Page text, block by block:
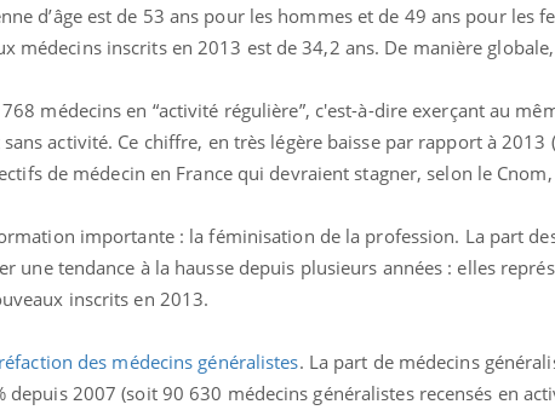
d’âge est de 53 ans pour les hommes et de 49 ans pour les
médecins inscrits en 2013 est de 34,2 ans. De manière
768 médecins en “activité régulière”, c'est-à-dire exerçant au
activité. Ce chiffre, en très légère baisse par rapport à 2013
de médecin en France qui devraient stagner, selon le Cnom,
importante : la féminisation de la profession. La part
une tendance à la hausse depuis plusieurs années : elles
inscrits en 2013.
des médecins généralistes. La part de médecins
depuis 2007 (soit 90 630 médecins généralistes recensés en